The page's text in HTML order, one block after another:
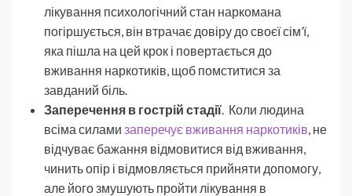
лікування психологічний стан наркомана
погіршується, він втрачає довіру до своєї сім’ї,
яка пішла на цей крок і повертається до
вживання наркотиків, щоб помститися за
завданий біль.
Заперечення в гострій стадії . Коли людина
всіма силами заперечує вживання наркотиків , не
відчуває бажання відмовитися від вживання,
чинить опір і відмовляється прийняти допомогу,
але його змушують пройти лікування в